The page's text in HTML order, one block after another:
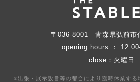
〒036-8001 青森県弘前市
opening hours ：
close：火曜日
※出張・展示設営等の都合により臨時休業する